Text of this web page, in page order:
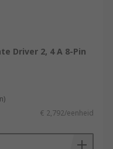
Driver 2, 4 A 8-Pin
€ 2,792/eenheid